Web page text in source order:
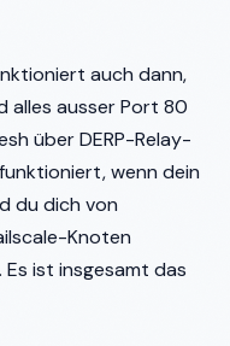
auch dann,
alles ausser Port 80
über DERP-Relay-
wenn dein
du dich von
Knoten
ist insgesamt das